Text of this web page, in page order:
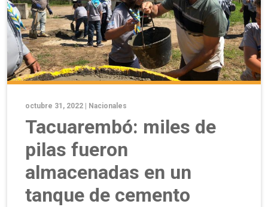
octubre 31, 2022 | Nacionales
Tacuarembó: miles de
pilas fueron
almacenadas en un
tanque de cemento